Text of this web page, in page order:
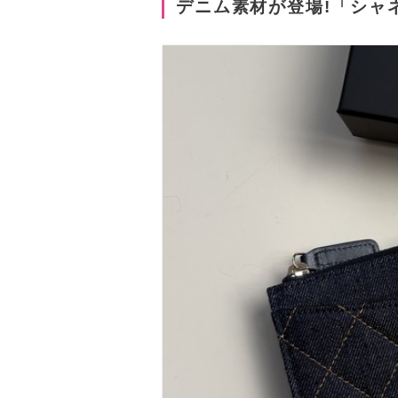
デニム素材が登場!「シャ